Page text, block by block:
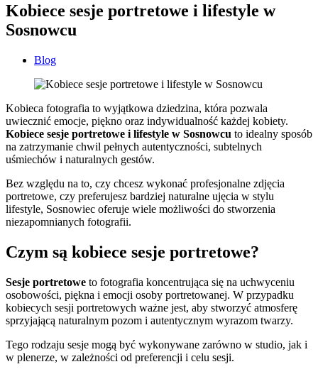
Kobiece sesje portretowe i lifestyle w
Sosnowcu
Blog
Kobieca fotografia to wyjątkowa dziedzina, która pozwala
uwiecznić emocje, piękno oraz indywidualność każdej kobiety.
Kobiece sesje portretowe i lifestyle w Sosnowcu to idealny sposób
na zatrzymanie chwil pełnych autentyczności, subtelnych
uśmiechów i naturalnych gestów.
Bez względu na to, czy chcesz wykonać profesjonalne zdjęcia
portretowe, czy preferujesz bardziej naturalne ujęcia w stylu
lifestyle, Sosnowiec oferuje wiele możliwości do stworzenia
niezapomnianych fotografii.
Czym są kobiece sesje portretowe?
Sesje portretowe to fotografia koncentrująca się na uchwyceniu
osobowości, piękna i emocji osoby portretowanej. W przypadku
kobiecych sesji portretowych ważne jest, aby stworzyć atmosferę
sprzyjającą naturalnym pozom i autentycznym wyrazom twarzy.
Tego rodzaju sesje mogą być wykonywane zarówno w studio, jak i
w plenerze, w zależności od preferencji i celu sesji.